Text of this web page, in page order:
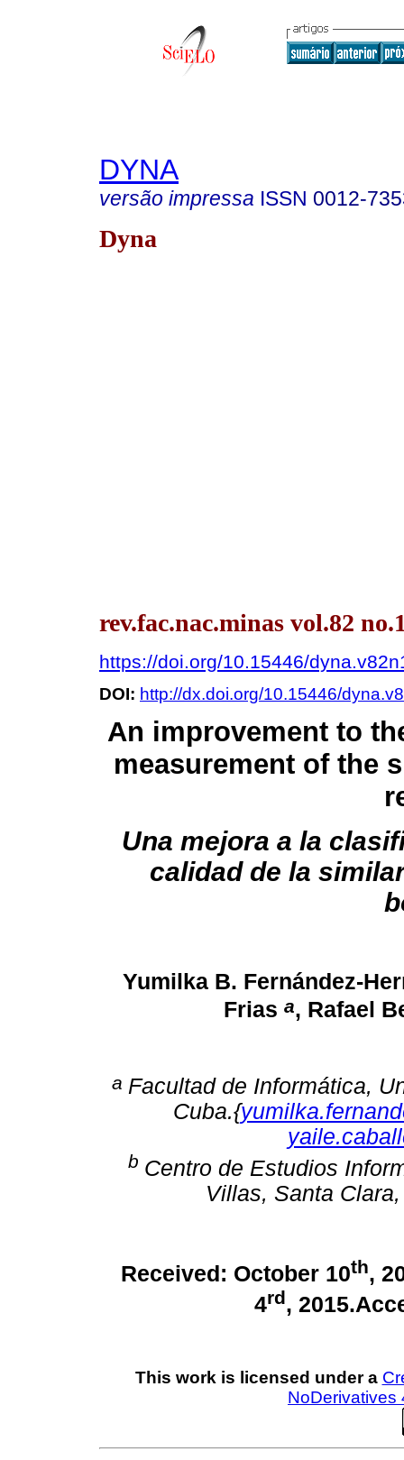
DYNA
versão impressa ISSN 0012-
Dyna
rev.fac.nac.minas vol.82
https://doi.org/10.15446/
DOI: http://dx.doi.org/10.15446/
An improvement to
measurement of the
Una mejora a la
calidad de la
Yumilka B. Fernández-
Frias a, Rafael
a Facultad de Informática,
Cuba.{
b Centro de Estudios
Villas, Santa
Received: October 10th,
4rd,
This work is licensed under a
NoDerivatives